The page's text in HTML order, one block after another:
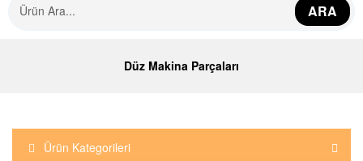
ARA
Düz Makina Parçaları
Ürün Kategorileri